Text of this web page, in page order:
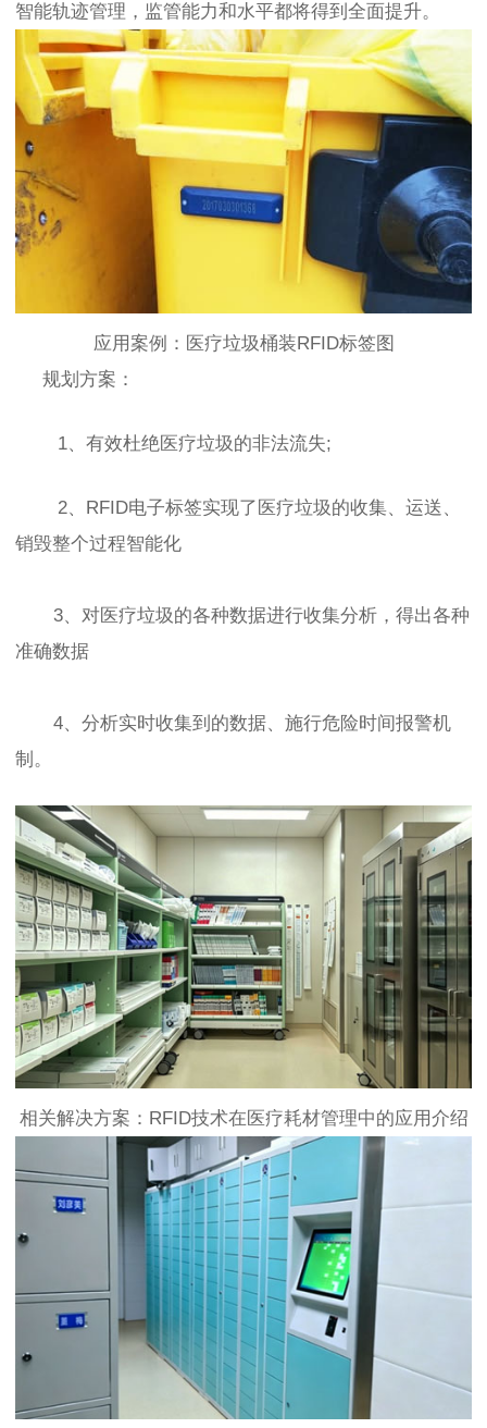
智能轨迹管理，监管能力和水平都将得到全面提升。
应用案例：医疗垃圾桶装RFID标签图
规划方案：
1、有效杜绝医疗垃圾的非法流失;
2、RFID电子标签实现了医疗垃圾的收集、运送、
销毁整个过程智能化
3、对医疗垃圾的各种数据进行收集分析，得出各种
准确数据
4、分析实时收集到的数据、施行危险时间报警机
制。
相关解决方案：RFID技术在医疗耗材管理中的应用介绍